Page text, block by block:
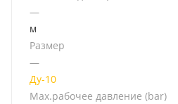
—
м
Размер
—
Ду-10
Мах.рабочее давление (bar)